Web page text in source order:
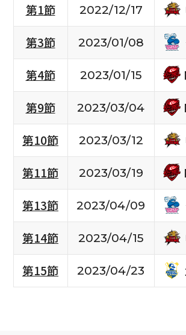
第1節 2022/12/17
第3節
2023/01/08
第4節
2023/01/15
第9節
2023/03/04
第10節
2023/03/12
第11節
2023/03/19
第13節
2023/04/09
第14節
2023/04/15
第15節
2023/04/23